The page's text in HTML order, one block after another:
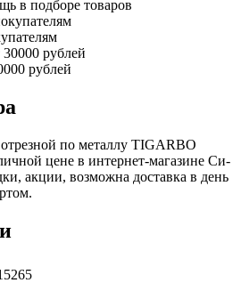
в подборе товаров
рублей
по металлу TIGARBO
цене в интернет-магазине Си-
акции, возможна доставка в день